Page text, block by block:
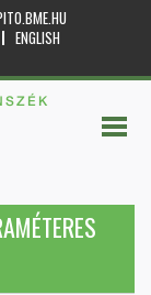
ENGLISH